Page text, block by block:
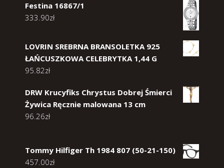
Festina 16867/1
333.90zł
LOVRIN SREBRNA BRANSOLETKA 925
ŁAŃCUSZKOWA CELEBRYTKA 1,44 G
95.82zł
DRW Krucyfiks Chrystus Dobrej Śmierci
Żywica Ręcznie malowana 13 cm
96.26zł
Tommy Hilfiger Th 1984 807 (50-21-150)
457.00zł